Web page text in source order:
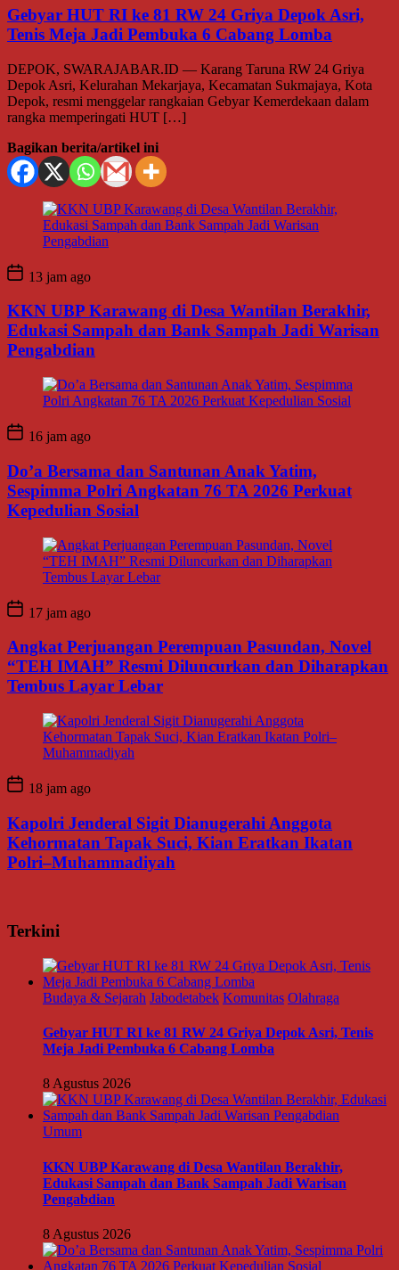
Gebyar HUT RI ke 81 RW 24 Griya Depok Asri,
Tenis Meja Jadi Pembuka 6 Cabang Lomba
DEPOK, SWARAJABAR.ID — Karang Taruna RW 24 Griya
Depok Asri, Kelurahan Mekarjaya, Kecamatan Sukmajaya, Kota
Depok, resmi menggelar rangkaian Gebyar Kemerdekaan dalam
rangka memperingati HUT […]
Bagikan berita/artikel ini
13 jam ago
KKN UBP Karawang di Desa Wantilan Berakhir,
Edukasi Sampah dan Bank Sampah Jadi Warisan
Pengabdian
16 jam ago
Do’a Bersama dan Santunan Anak Yatim,
Sespimma Polri Angkatan 76 TA 2026 Perkuat
Kepedulian Sosial
17 jam ago
Angkat Perjuangan Perempuan Pasundan, Novel
“TEH IMAH” Resmi Diluncurkan dan Diharapkan
Tembus Layar Lebar
18 jam ago
Kapolri Jenderal Sigit Dianugerahi Anggota
Kehormatan Tapak Suci, Kian Eratkan Ikatan
Polri–Muhammadiyah
Terkini
Budaya & Sejarah Jabodetabek Komunitas Olahraga
Gebyar HUT RI ke 81 RW 24 Griya Depok Asri, Tenis
Meja Jadi Pembuka 6 Cabang Lomba
8 Agustus 2026
Umum
KKN UBP Karawang di Desa Wantilan Berakhir,
Edukasi Sampah dan Bank Sampah Jadi Warisan
Pengabdian
8 Agustus 2026